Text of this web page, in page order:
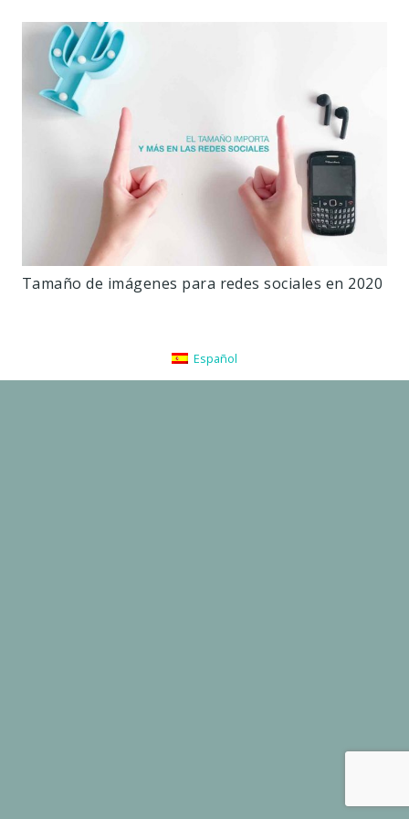
Tamaño de imágenes para redes sociales en 2020
Español